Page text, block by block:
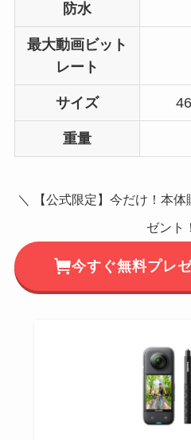
防水
最大動画ビット
レート
サイズ
重量
＼ 【公式限定】今だけ！本
ゼント
今すぐ無料プレ